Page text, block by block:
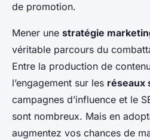
de promotion.
Mener une stratégie
véritable parcours du
Entre la production de
l’engagement sur les réseaux
campagnes d’influence et le
sont nombreux. Mais en
augmentez vos chances de